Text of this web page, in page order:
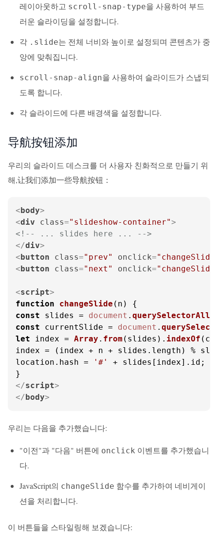
레이아웃하고 scroll-snap-type을 사용하여 부드
러운 슬라이딩을 설정합니다.
각 .slide는 전체 너비와 높이로 설정되며 콘텐츠가 중
앙에 맞춰집니다.
scroll-snap-align을 사용하여 슬라이드가 스냅되
도록 합니다.
각 슬라이드에 다른 배경색을 설정합니다.
导航按钮添加
우리의 슬라이드 데스크를 더 사용자 친화적으로 만들기 위
해,让我们添加一些导航按钮：
<body>
<div class="slideshow-container">
<!-- ... slides here ... -->
</div>
<button class="prev" onclick=
<button class="next" onclick=
<script>
function
changeSlide ( n
const slides = document . querySelectorAll
const currentSlide = document .
let index = Array . from (slides). indexOf
index = (index + n + slides. length ) %
location. hash = '#' + slides[index]. id ;
</script>
</body>
우리는 다음을 추가했습니다:
"이전"과 "다음" 버튼에 onclick 이벤트를 추가했습니
다.
JavaScript의 changeSlide 함수를 추가하여 네비게이
션을 처리합니다.
이 버튼들을 스타일링해 보겠습니다: